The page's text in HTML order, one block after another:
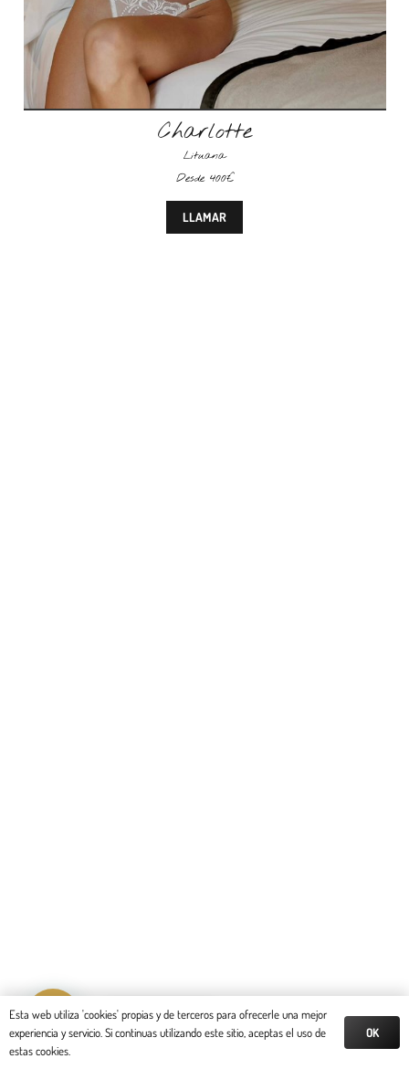
Charlotte
Lituana
Desde 400€
LLAMAR
Reserva tu cita
Esta web utiliza 'cookies' propias y de terceros para ofrecerle una mejor
experiencia y servicio. Si continuas utilizando este sitio, aceptas el uso de
estas cookies.
OK